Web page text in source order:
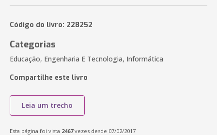
Código do livro: 228252
Categorias
Educação, Engenharia E Tecnologia, Informática
Compartilhe este livro
Leia um trecho
Esta página foi vista 2467vezes desde 07/02/2017